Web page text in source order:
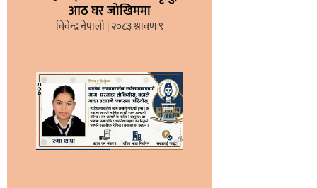
आठ घर जोखिममा
विवेन्द्र नेपाली २०८३ श्रावण ९